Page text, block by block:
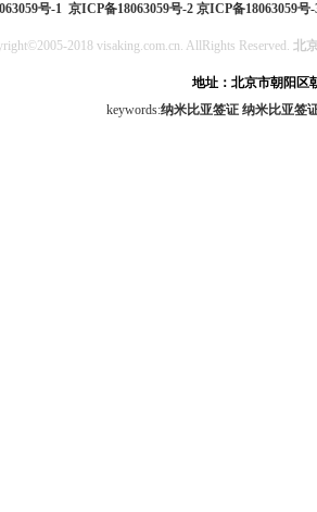
号-1 京ICP备18063059号-2 京ICP备18063059号-
2018 visaking.com.cn. AllRights Reserved. 北
地址：北京市朝阳区
keywords:纳米比亚签证 纳米比亚签